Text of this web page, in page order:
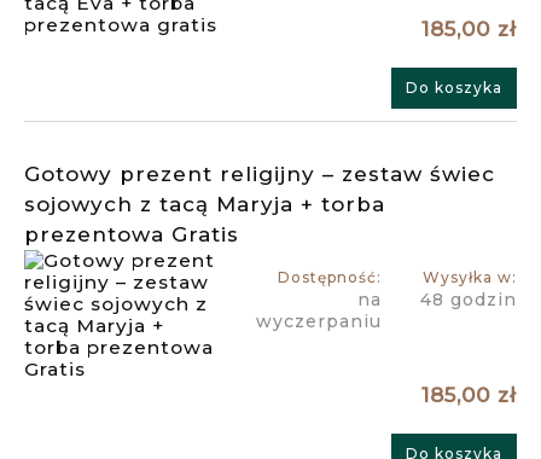
185,00 zł
Do koszyka
Gotowy prezent religijny – zestaw świec
sojowych z tacą Maryja + torba
prezentowa Gratis
Dostępność:
na
wyczerpaniu
Wysyłka w:
48 godzin
185,00 zł
Do koszyka